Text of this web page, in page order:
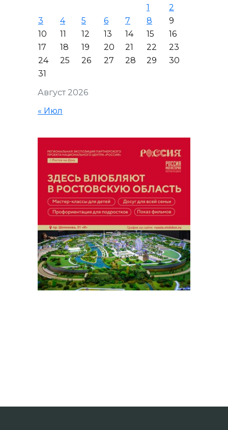
Август 2026
1
2
3
4 5 6 7 8
9
10
11 12 13 14 15
16
17
18 19 20 21 22
23
24
25 26 27 28 29
30
31
« Июл